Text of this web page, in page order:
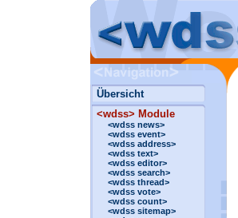
Übersicht
<wdss> Module
<wdss news>
<wdss event>
<wdss address>
<wdss text>
<wdss editor>
<wdss search>
<wdss thread>
<wdss vote>
<wdss count>
<wdss sitemap>